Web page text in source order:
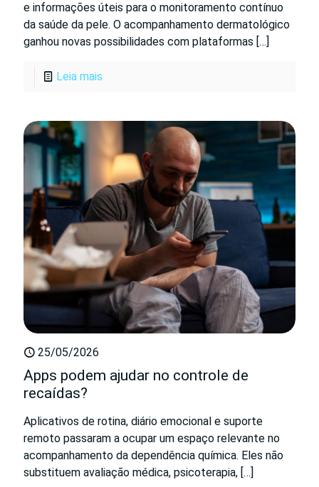
e informações úteis para o monitoramento contínuo
da saúde da pele. O acompanhamento dermatológico
ganhou novas possibilidades com plataformas […]
Leia mais
25/05/2026
Apps podem ajudar no controle de
recaídas?
Aplicativos de rotina, diário emocional e suporte
remoto passaram a ocupar um espaço relevante no
acompanhamento da dependência química. Eles não
substituem avaliação médica, psicoterapia, […]